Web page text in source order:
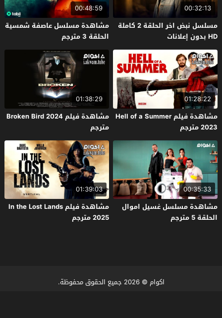
00:32:13
مسلسل نبض اخر الحلقة 2 كاملة
HD بدون إعلانات
00:48:59
مشاهدة مسلسل عاصفة شمسية
الحلقة 3 مترجم
01:28:22
مشاهدة فيلم Hell of a Summer
2023 مترجم
01:38:29
مشاهدة فيلم Broken Bird 2024
مترجم
00:35:33
مشاهدة مسلسل غسيل اموال
الحلقة 5 مترجم
01:39:03
مشاهدة فيلم In the Lost Lands
2025 مترجم
اكوام © 2026 جميع الحقوق محفوظة.